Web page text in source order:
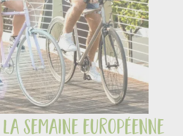
semaine européenne